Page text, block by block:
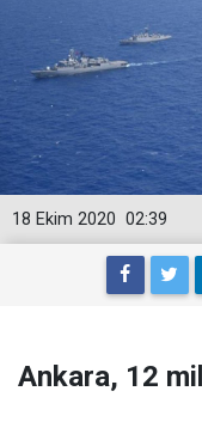
02:39
18 Ekim 2020
Ankara, 12